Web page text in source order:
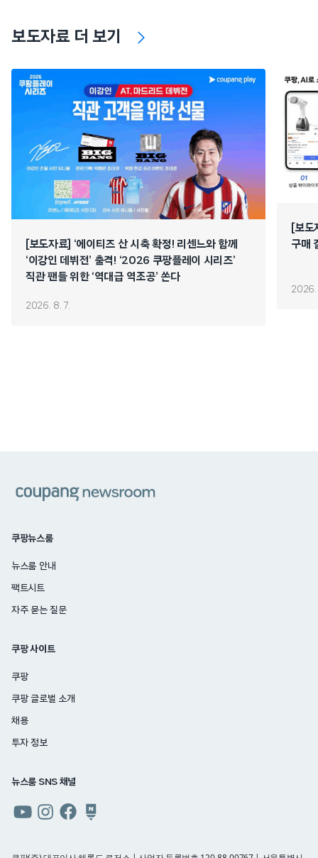
보도자료 더 보기
[보도자료] ‘에이티즈 산 시축 확정! 리센느와 함께
‘이강인 데뷔전’ 출격! ‘2026 쿠팡플레이 시리즈’
직관 팬들 위한 ‘역대급 역조공’ 쏜다
2026. 8. 7.
[보
구매
2026.
쿠팡뉴스룸
뉴스룸 안내
팩트시트
자주 묻는 질문
쿠팡 사이트
쿠팡
쿠팡 글로벌 소개
채용
투자 정보
뉴스룸 SNS 채널